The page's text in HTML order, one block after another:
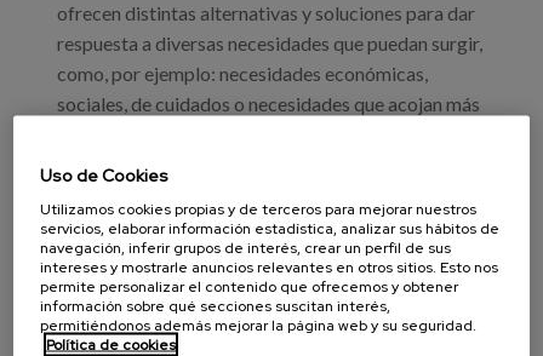
ofrecen distintas alternativas y soluciones para dar
respuesta a diversas necesidades que puedan surgir,
como, por ejemplo: necesidades económicas,
sociales, de cuidados o necesidades que acojan más
VER PUBLICACIÓN
Uso de Cookies
Utilizamos cookies propias y de terceros para mejorar nuestros
servicios, elaborar información estadística, analizar sus hábitos de
navegación, inferir grupos de interés, crear un perfil de sus
intereses y mostrarle anuncios relevantes en otros sitios. Esto nos
permite personalizar el contenido que ofrecemos y obtener
información sobre qué secciones suscitan interés,
permitiéndonos además mejorar la página web y su seguridad.
Política de cookies